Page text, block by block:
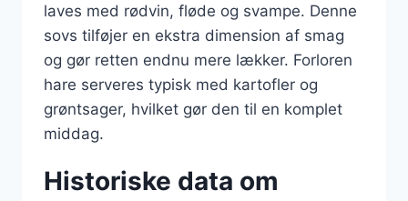
laves med rødvin, fløde og svampe. Denne
sovs tilføjer en ekstra dimension af smag
og gør retten endnu mere lækker. Forloren
hare serveres typisk med kartofler og
grøntsager, hvilket gør den til en komplet
middag.
Historiske data om